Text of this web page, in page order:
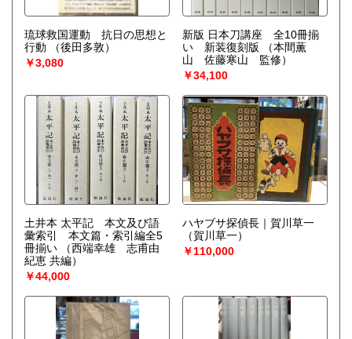
琉球救国運動 抗日の思想と
行動
（後田多敦）
￥3,080
新版 日本刀講座 全10冊揃
い 新装復刻版
（本間薫
山 佐藤寒山 監修）
￥34,100
土井本 太平記 本文及び語
彙索引 本文篇・索引編全5
冊揃い
（西端幸雄 志甫由
紀恵 共編）
￥44,000
ハヤブサ探偵長｜賀川草一
（賀川草一）
￥110,000